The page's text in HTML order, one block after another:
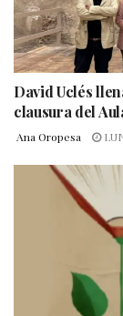
David Uclés
clausura del
Ana Oropesa